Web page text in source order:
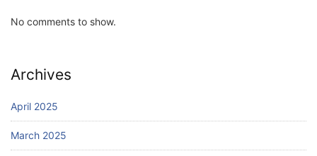
No comments to show.
Archives
April 2025
March 2025